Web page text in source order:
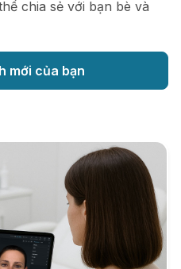
chia sẻ với bạn bè và
mới của bạn